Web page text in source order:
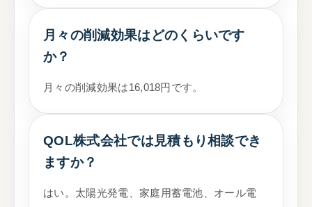
月々の削減効果はどのくらいです
か？
月々の削減効果は16,018円です。
QOL株式会社では見積もり相談でき
ますか？
はい。太陽光発電、家庭用蓄電池、オール電